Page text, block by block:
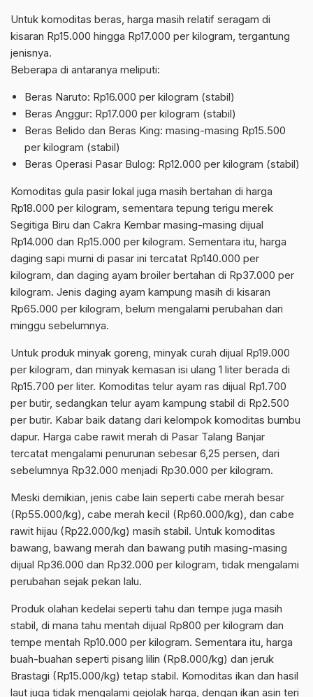
Untuk komoditas beras, harga masih relatif seragam di
kisaran Rp15.000 hingga Rp17.000 per kilogram, tergantung
jenisnya.
Beberapa di antaranya meliputi:
Beras Naruto: Rp16.000 per kilogram (stabil)
Beras Anggur: Rp17.000 per kilogram (stabil)
Beras Belido dan Beras King: masing-masing Rp15.500
per kilogram (stabil)
Beras Operasi Pasar Bulog: Rp12.000 per kilogram (stabil)
Komoditas gula pasir lokal juga masih bertahan di harga
Rp18.000 per kilogram, sementara tepung terigu merek
Segitiga Biru dan Cakra Kembar masing-masing dijual
Rp14.000 dan Rp15.000 per kilogram. Sementara itu, harga
daging sapi murni di pasar ini tercatat Rp140.000 per
kilogram, dan daging ayam broiler bertahan di Rp37.000 per
kilogram. Jenis daging ayam kampung masih di kisaran
Rp65.000 per kilogram, belum mengalami perubahan dari
minggu sebelumnya.
Untuk produk minyak goreng, minyak curah dijual Rp19.000
per kilogram, dan minyak kemasan isi ulang 1 liter berada di
Rp15.700 per liter. Komoditas telur ayam ras dijual Rp1.700
per butir, sedangkan telur ayam kampung stabil di Rp2.500
per butir. Kabar baik datang dari kelompok komoditas bumbu
dapur. Harga cabe rawit merah di Pasar Talang Banjar
tercatat mengalami penurunan sebesar 6,25 persen, dari
sebelumnya Rp32.000 menjadi Rp30.000 per kilogram.
Meski demikian, jenis cabe lain seperti cabe merah besar
(Rp55.000/kg), cabe merah kecil (Rp60.000/kg), dan cabe
rawit hijau (Rp22.000/kg) masih stabil. Untuk komoditas
bawang, bawang merah dan bawang putih masing-masing
dijual Rp36.000 dan Rp32.000 per kilogram, tidak mengalami
perubahan sejak pekan lalu.
Produk olahan kedelai seperti tahu dan tempe juga masih
stabil, di mana tahu mentah dijual Rp800 per kilogram dan
tempe mentah Rp10.000 per kilogram. Sementara itu, harga
buah-buahan seperti pisang lilin (Rp8.000/kg) dan jeruk
Brastagi (Rp15.000/kg) tetap stabil. Komoditas ikan dan hasil
laut juga tidak mengalami gejolak harga, dengan ikan asin teri